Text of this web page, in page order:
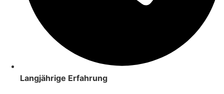
Langjährige Erfahrung